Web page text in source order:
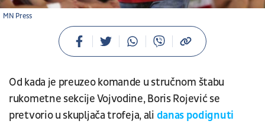
MN Press
Od kada je preuzeo komande u stručnom štabu
rukometne sekcije Vojvodine, Boris Rojević se
pretvorio u skupljača trofeja, ali danas podignuti